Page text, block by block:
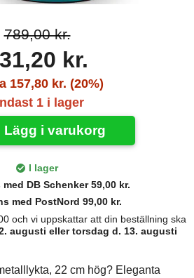
789,00 kr.
kr.
157,80 kr. (20%)
1 i lager
Lägg i varukorg
I lager
DB Schenker 59,00 kr.
med PostNord 99,00 kr.
och vi uppskattar att din beställning ska
augusti eller torsdag d. 13. augusti
22 cm hög? Eleganta